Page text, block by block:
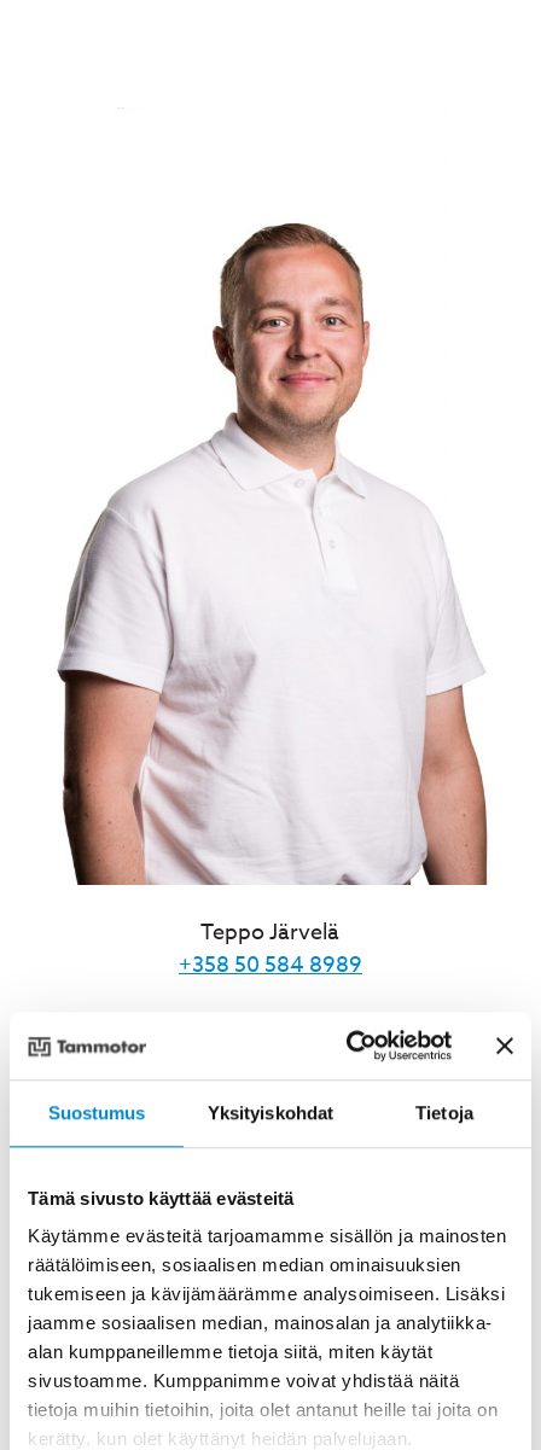
Suostumus Yksityiskohdat Tietoja
Tämä sivusto käyttää evästeitä
Käytämme evästeitä tarjoamamme sisällön ja mainosten
räätälöimiseen, sosiaalisen median ominaisuuksien
tukemiseen ja kävijämäärämme analysoimiseen. Lisäksi
jaamme sosiaalisen median, mainosalan ja analytiikka-
alan kumppaneillemme tietoja siitä, miten käytät
sivustoamme. Kumppanimme voivat yhdistää näitä
tietoja muihin tietoihin, joita olet antanut heille tai joita on
kerätty, kun olet käyttänyt heidän palvelujaan.
Teppo Järvelä
+358 50 584 8989
Motors, gears and power transmission